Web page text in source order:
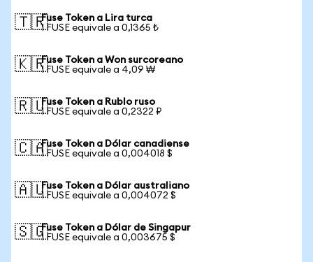
🇹🇷Fuse Token a Lira turca
1 FUSE equivale a 0,1365 ₺
🇰🇷Fuse Token a Won surcoreano
1 FUSE equivale a 4,09 ₩
🇷🇺Fuse Token a Rublo ruso
1 FUSE equivale a 0,2322 ₽
🇨🇦Fuse Token a Dólar canadiense
1 FUSE equivale a 0,004018 $
🇦🇺Fuse Token a Dólar australiano
1 FUSE equivale a 0,004072 $
🇸🇬Fuse Token a Dólar de Singapur
1 FUSE equivale a 0,003675 $